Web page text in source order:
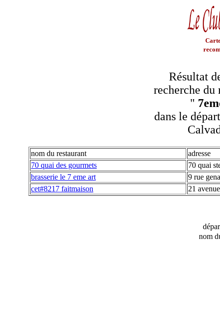
Résultat
recherche du
"
dans le
nom du restaurant
adresse
70 quai des gourmets
70 quai
brasserie le 7 eme art
9 rue
cet#8217 faitmaison
21
nom